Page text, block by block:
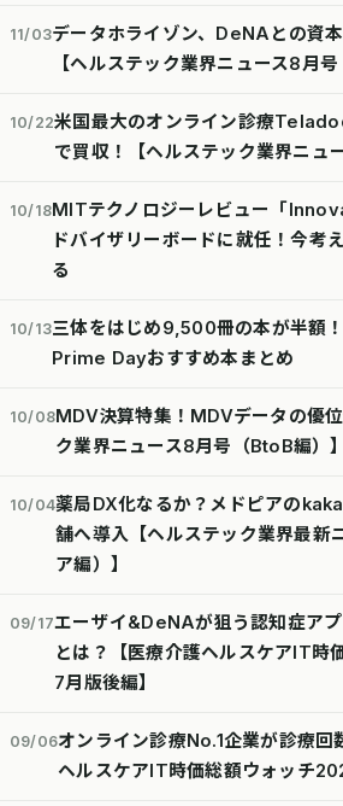
11/03データホライゾン、DeNAとの資
【ヘルステック業界ニュース8月
10/22米国最大のオンライン診療
で買収！【ヘルステック業界ニュ
10/18MITテクノロジーレビュー「
ドバイザリーボードに就任！今考
る
10/13三体をはじめ9,500冊の本が半額
Prime Dayおすすめ本まとめ
10/08MDV決算特集！MDVデータの優
ク業界ニュース8月号（BtoB編）】
10/04薬局DX化なるか？メドピアの
舗へ導入【ヘルステック業界最新
ア編）】
09/17エーザイ&DeNAが狙う認知症ア
とは？【医療介護ヘルスケアIT時
7月版後編】
09/06オンライン診療No.1企業が診療回
ヘルスケアIT時価総額ウォッチ